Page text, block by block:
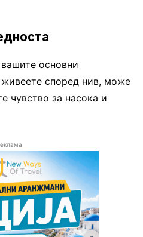
основни
според нив, може
чувство за насока и